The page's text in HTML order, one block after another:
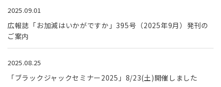
2025.09.01
広報誌「お加減はいかがですか」395号（2025年9月）発刊の
ご案内
2025.08.25
「ブラックジャックセミナー2025」8/23(土)開催しました